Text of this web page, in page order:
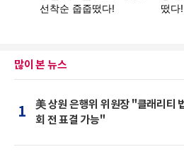
많이 본 뉴스
1
美 상원 은행위 위원장 "클래리티
회 전 표결 가능"